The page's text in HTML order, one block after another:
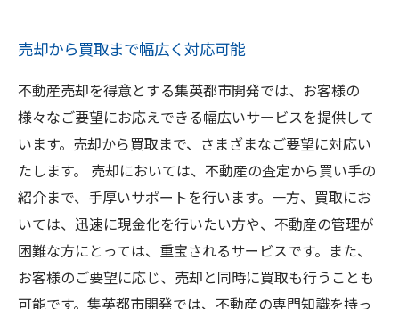
売却から買取まで幅広く対応可能
不動産売却を得意とする集英都市開発では、お客様の
様々なご要望にお応えできる幅広いサービスを提供して
います。売却から買取まで、さまざまなご要望に対応い
たします。 売却においては、不動産の査定から買い手の
紹介まで、手厚いサポートを行います。一方、買取にお
いては、迅速に現金化を行いたい方や、不動産の管理が
困難な方にとっては、重宝されるサービスです。また、
お客様のご要望に応じ、売却と同時に買取も行うことも
可能です。集英都市開発では、不動産の専門知識を持っ